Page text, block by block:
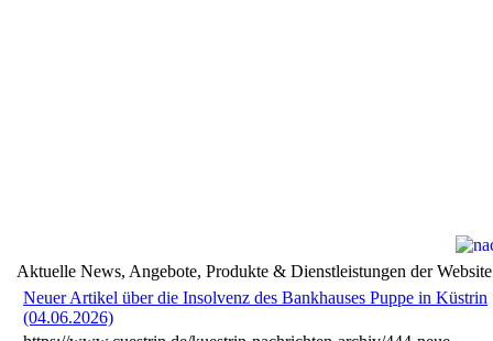
Aktuelle News, Angebote, Produkte & Dienstleistungen der Website
Neuer Artikel über die Insolvenz des Bankhauses Puppe in Küstrin
(04.06.2026)